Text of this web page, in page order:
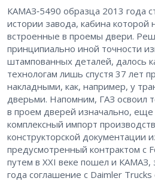
КАМАЗ‑5490 образца 2013 года
истории завода, кабина которой
встроенные в проемы двери.
принципиально иной точности
штампованных деталей, далось
технологам лишь спустя 37 лет
накладными, как, например, у
дверьми. Напомним, ГАЗ освоил
в проем дверей изначально,
комплексный импорт
конструкторской документации
предусмотренный контрактом с
путем в XXI веке пошел и КАМАЗ,
года соглашение с Daimler